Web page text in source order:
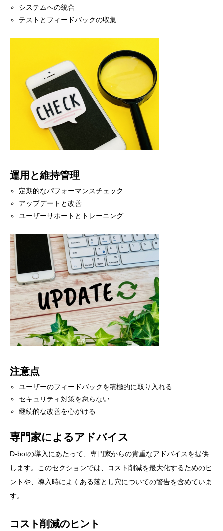
システムへの統合
テストとフィードバックの収集
運用と維持管理
定期的なパフォーマンスチェック
アップデートと改善
ユーザーサポートとトレーニング
注意点
ユーザーのフィードバックを積極的に取り入れる
セキュリティ対策を怠らない
継続的な改善を心がける
専門家によるアドバイス
D-botの導入にあたって、専門家からの貴重なアドバイスを提供
します。このセクションでは、コスト削減を最大化するためのヒ
ントや、導入時によくある落とし穴についての警告を含めていま
す。
コスト削減のヒント